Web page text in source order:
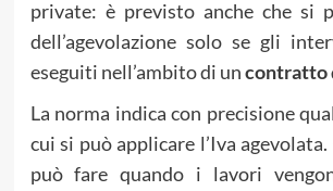
private: è previsto anche che si
dell’agevolazione solo se gli
eseguiti nell’ambito di uncontratto
La norma indica con precisione
cui si può applicare l’Iva
può fare quando i lavori